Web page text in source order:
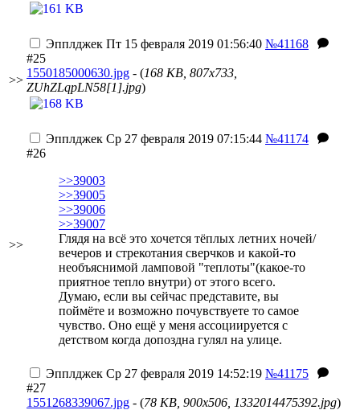
>>
Эпплджек Пт 15 февраля 2019 01:56:40 №41168
#25
1550185000630.jpg - (168 KB, 807x733,
ZUhZLqpLN58[1].jpg)
>>
Эпплджек Ср 27 февраля 2019 07:15:44 №41174
#26
>>39003
>>39005
>>39006
>>39007
Глядя на всё это хочется тёплых летних ночей/
вечеров и стрекотания сверчков и какой-то
необъяснимой ламповой "теплоты"(какое-то
приятное тепло внутри) от этого всего.
Думаю, если вы сейчас представите, вы
поймёте и возможно почувствуете то самое
чувство. Оно ещё у меня ассоциируется с
детством когда допоздна гулял на улице.
Эпплджек Ср 27 февраля 2019 14:52:19 №41175
#27
1551268339067.jpg - (78 KB, 900x506, 1332014475392.jpg)